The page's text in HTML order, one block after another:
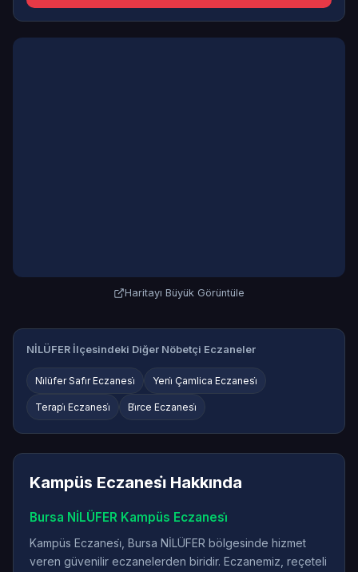
Haritayı Büyük Görüntüle
NİLÜFER İlçesindeki Diğer Nöbetçi Eczaneler
Ni̇lüfer Safi̇r Eczanesi̇ Yeni̇ Çamlica Eczanesi̇
Terapi̇ Eczanesi̇ Bi̇rce Eczanesi̇
Kampüs Eczanesi̇ Hakkında
Bursa NİLÜFER Kampüs Eczanesi̇
Kampüs Eczanesi̇, Bursa NİLÜFER bölgesinde hizmet
veren güvenilir eczanelerden biridir. Eczanemiz, reçeteli